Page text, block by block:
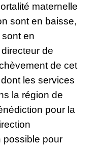
maternelle
sont en baisse,
en
de
de cet
les services
la région de
pour la
possible pour